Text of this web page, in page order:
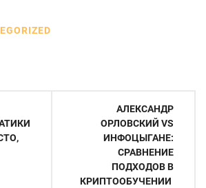
АЛЕКСАНДР
ОРЛОВСКИЙ VS
ИНФОЦЫГАНЕ:
СРАВНЕНИЕ
ПОДХОДОВ В
КРИПТООБУЧЕНИИ